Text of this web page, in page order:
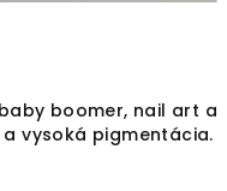
boomer, nail art a
vysoká pigmentácia.